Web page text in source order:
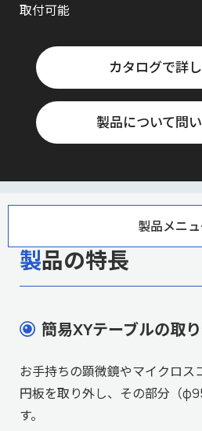
取付可能
カタログで詳
製品について問
製品メニ
製品の特長
簡易XYテーブルの取
お手持ちの顕微鏡やマイクロス
円板を取り外し、その部分（
す。